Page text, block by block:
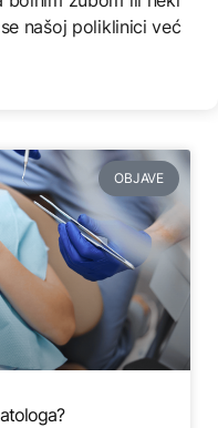
našoj poliklinici već
OBJAVE